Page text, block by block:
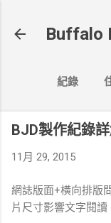
Buffalo
紀錄
BJD製作紀錄
11月 29, 2015
網誌版面+橫向排版
片尺寸影響文字閱